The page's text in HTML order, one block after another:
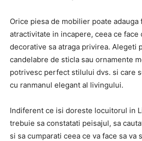
Orice piesa de mobilier poate adauga
atractivitate in incapere, ceea ce face
decorative sa atraga privirea. Alegeti
candelabre de sticla sau ornamente
potrivesc perfect stilului dvs. si care
cu ranmanul elegant al livingului.
Indiferent ce isi doreste locuitorul in
trebuie sa constatati peisajul, sa
si sa cumparati ceea ce va face sa va